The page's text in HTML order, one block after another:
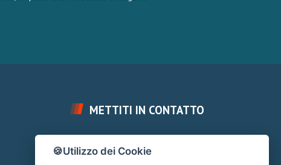
METTITI IN CONTATTO
FAI UNA DOMANDA
Chiedi un Consiglio
🍪Utilizzo dei Cookie